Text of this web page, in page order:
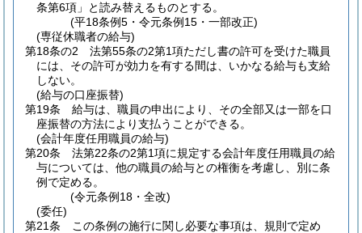
条第6項」と読み替えるものとする。
(平18条例5・令元条例15・一部改正)
(専従休職者の給与)
第18条の2
法第55条の2第1項ただし書の許可を受けた職員
には、その許可が効力を有する間は、いかなる給与も支給
しない。
(給与の口座振替)
第19条
給与は、職員の申出により、その全部又は一部を口
座振替の方法により支払うことができる。
(会計年度任用職員の給与)
第20条
法第22条の2第1項に規定する会計年度任用職員の給
与については、他の職員の給与との権衡を考慮し、別に条
例で定める。
(令元条例18・全改)
(委任)
第21条
この条例の施行に関し必要な事項は、規則で定め